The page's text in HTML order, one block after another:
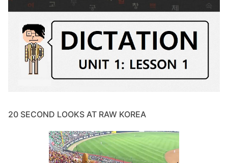
20 SECOND LOOKS AT RAW KOREA